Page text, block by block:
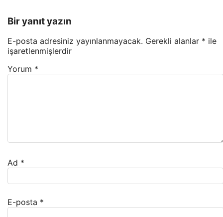
Bir yanıt yazın
E-posta adresiniz yayınlanmayacak. Gerekli alanlar * ile
işaretlenmişlerdir
Yorum *
Ad *
E-posta *